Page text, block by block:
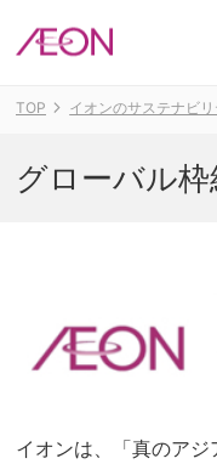
TOP イオンのサステナビリ
グローバル
イオンは、「真のア